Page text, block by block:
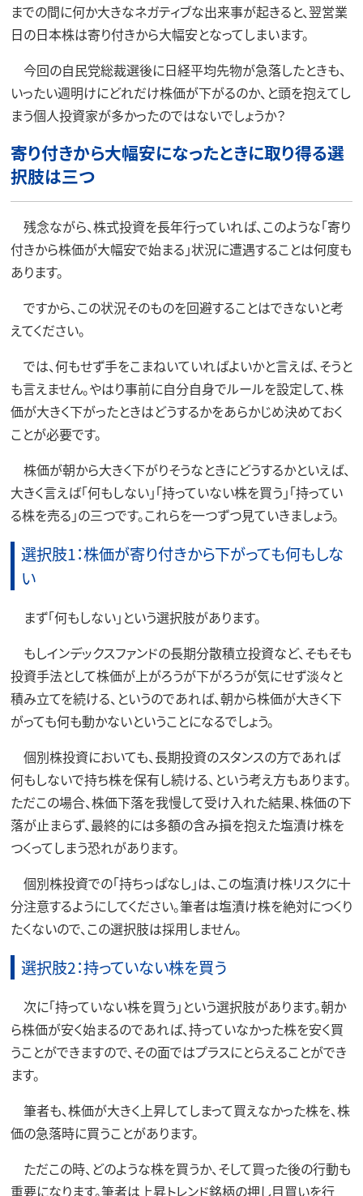
までの間に何か大きなネガティブな出来事が起きると、翌営業
日の日本株は寄り付きから大幅安となってしまいます。
今回の自民党総裁選後に日経平均先物が急落したときも、
いったい週明けにどれだけ株価が下がるのか、と頭を抱えてし
まう個人投資家が多かったのではないでしょうか？
寄り付きから大幅安になったときに取り得る選
択肢は三つ
残念ながら、株式投資を長年行っていれば、このような「寄り
付きから株価が大幅安で始まる」状況に遭遇することは何度も
あります。
ですから、この状況そのものを回避することはできないと考
えてください。
では、何もせず手をこまねいていればよいかと言えば、そうと
も言えません。やはり事前に自分自身でルールを設定して、株
価が大きく下がったときはどうするかをあらかじめ決めておく
ことが必要です。
株価が朝から大きく下がりそうなときにどうするかといえば、
大きく言えば「何もしない」「持っていない株を買う」「持ってい
る株を売る」の三つです。これらを一つずつ見ていきましょう。
選択肢1：株価が寄り付きから下がっても何もしな
い
まず「何もしない」という選択肢があります。
もしインデックスファンドの長期分散積立投資など、そもそも
投資手法として株価が上がろうが下がろうが気にせず淡々と
積み立てを続ける、というのであれば、朝から株価が大きく下
がっても何も動かないということになるでしょう。
個別株投資においても、長期投資のスタンスの方であれば
何もしないで持ち株を保有し続ける、という考え方もあります。
ただこの場合、株価下落を我慢して受け入れた結果、株価の下
落が止まらず、最終的には多額の含み損を抱えた塩漬け株を
つくってしまう恐れがあります。
個別株投資での「持ちっぱなし」は、この塩漬け株リスクに十
分注意するようにしてください。筆者は塩漬け株を絶対につくり
たくないので、この選択肢は採用しません。
選択肢2：持っていない株を買う
次に「持っていない株を買う」という選択肢があります。朝か
ら株価が安く始まるのであれば、持っていなかった株を安く買
うことができますので、その面ではプラスにとらえることができ
ます。
筆者も、株価が大きく上昇してしまって買えなかった株を、株
価の急落時に買うことがあります。
ただこの時、どのような株を買うか、そして買った後の行動も
重要になります。筆者は上昇トレンド銘柄の押し目買いを行